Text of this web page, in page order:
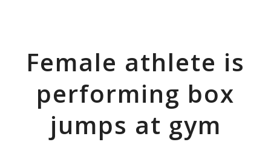
Female athlete is
performing box
jumps at gym